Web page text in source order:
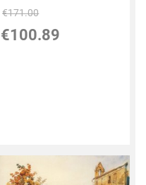
€171.00
€100.89